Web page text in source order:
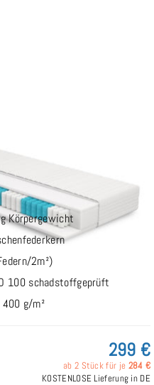
Matratze 100x220 cm
(53)
Körpergewicht
2m²)
100 schadstoffgeprüft
g/m²
299 €
ab 2 Stück für je 284 €
KOSTENLOSE Lieferung in DE